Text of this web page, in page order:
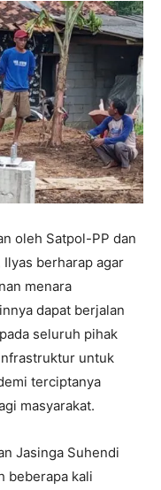
oleh Satpol-PP dan
berharap agar
menara
dapat berjalan
seluruh pihak
untuk
terciptanya
masyarakat.
Jasinga Suhendi
beberapa kali